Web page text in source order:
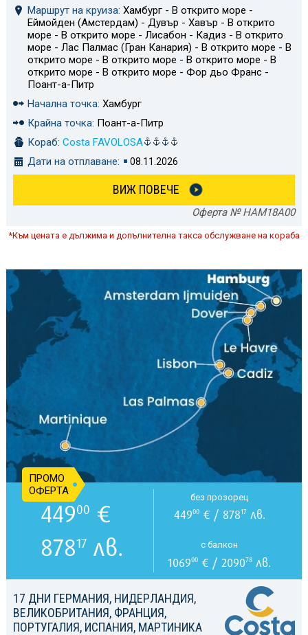
Маршрут на круиза: Хамбург - В открито море -
Еймойден (Амстердам) - Дувър - Хавър - В открито
море - В открито море - Лисабон - Кадиз - В открито
море - Лас Палмас (Гран Канария) - В открито море - В
открито море - В открито море - В открито море - В
открито море - В открито море - Фор дьо Франс -
Поант-а-Питр
Начална точка: Хамбург
Крайна точка: Поант-а-Питр
Кораб: Costa FAVOLOSA
Дати на отплаване:
08.11.2026
ВИЖ ПОВЕЧЕ
Оферта № HAM18A00
*Към цената е дължима и допълнителна такса обслужване на кораба
17 ДНИ ГЕРМАНИЯ, НИДЕРЛАНДИЯ,
ВЕЛИКОБРИТАНИЯ, ФРАНЦИЯ,
ПОРТУГАЛИЯ, ИСПАНИЯ, МАРТИНИКА
44900 €
87817лв.
ПРОМО
ОФЕРТА
без прозорец
44900€ / 87817лв.
с балкон
106900 € / 209078 лв.